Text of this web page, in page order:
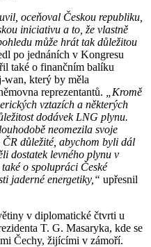
oceňoval Českou republiku,
iniciativu a to, že vlastně
může hrát tak důležitou
po jednáních v Kongresu
také o finančním balíku
wan, který by měla
reprezentantů.
„Kromě
vztazích a některých
dodávek LNG plynu.
neomezila svoje
důležité, abychom byli dál
dostatek levného plynu v
o spolupráci České
jaderné energetiky,“ upřesnil
v diplomatické čtvrti u
T. G. Masaryka, kde se
Čechy, žijícími v zámoří.